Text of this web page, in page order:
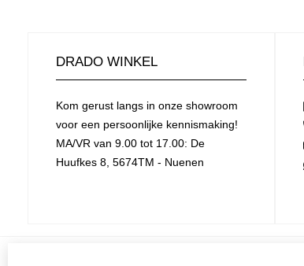
DRADO WINKEL
Kom gerust langs in onze showroom
voor een persoonlijke kennismaking!
MA/VR van 9.00 tot 17.00: De
Huufkes 8, 5674TM - Nuenen